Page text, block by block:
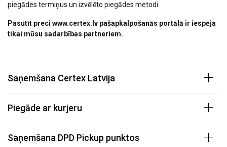
piegādes termiņus un izvēlēto piegādes metodi.
Pasūtīt preci www.certex.lv pašapkalpošanās portālā ir iespēja
tikai mūsu sadarbības partneriem.
Saņemšana Certex Latvija
Piegāde ar kurjeru
Saņemšana DPD Pickup punktos